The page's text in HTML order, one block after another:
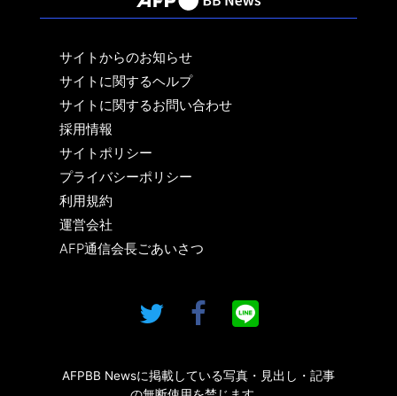
サイトからのお知らせ
サイトに関するヘルプ
サイトに関するお問い合わせ
採用情報
サイトポリシー
プライバシーポリシー
利用規約
運営会社
AFP通信会長ごあいさつ
AFPBB Newsに掲載している写真・見出し・記事